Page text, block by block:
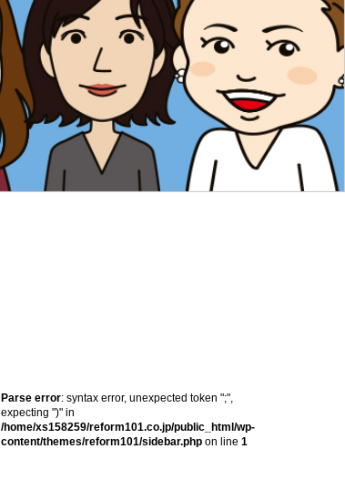
Parse error: syntax error, unexpected token ";",
expecting ")" in
/home/xs158259/reform101.co.jp/public_html/wp-
content/themes/reform101/sidebar.php on line 1